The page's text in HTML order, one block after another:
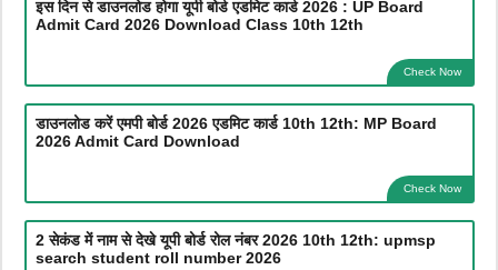
इस दिन से डाउनलोड होगा यूपी बोर्ड एडमिट कार्ड 2026 : UP Board
Admit Card 2026 Download Class 10th 12th
Check Now
डाउनलोड करें एमपी बोर्ड 2026 एडमिट कार्ड 10th 12th: MP Board
2026 Admit Card Download
Check Now
2 सेकंड में नाम से देखे यूपी बोर्ड रोल नंबर 2026 10th 12th: upmsp
search student roll number 2026